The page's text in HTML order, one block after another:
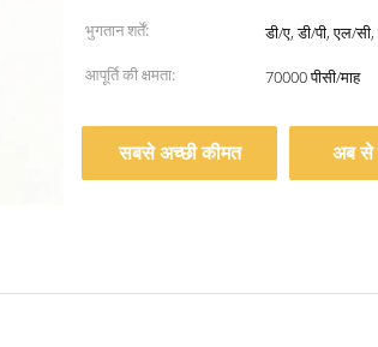
भुगतान शर्तें:
डी/ए, डी/पी, एल/सी,
आपूर्ति की क्षमता:
70000 पीसी/माह
सबसे अच्छी कीमत अब से